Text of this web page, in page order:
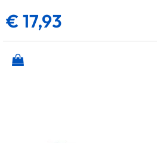
€ 17,93
Quantità